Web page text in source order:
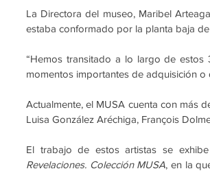
La Directora del museo, Maribel
estaba conformado por la planta baja
“Hemos transitado a lo largo de
momentos importantes de adquisición
Actualmente, el MUSA cuenta con más
Luisa González Aréchiga, François
Revelaciones. Colección MUSA, en la